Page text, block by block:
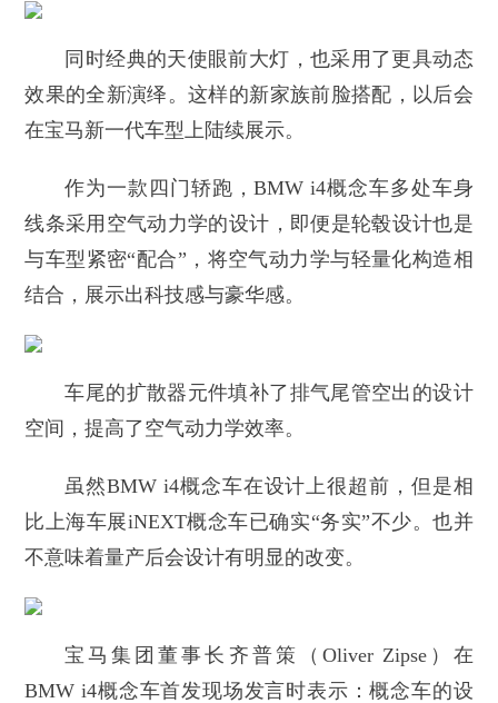
同时经典的天使眼前大灯，也采用了更具动态
效果的全新演绎。这样的新家族前脸搭配，以后会
在宝马新一代车型上陆续展示。
作为一款四门轿跑，BMW i4概念车多处车身
线条采用空气动力学的设计，即便是轮毂设计也是
与车型紧密“配合”，将空气动力学与轻量化构造相
结合，展示出科技感与豪华感。
车尾的扩散器元件填补了排气尾管空出的设计
空间，提高了空气动力学效率。
虽然BMW i4概念车在设计上很超前，但是相
比上海车展iNEXT概念车已确实“务实”不少。也并
不意味着量产后会设计有明显的改变。
宝马集团董事长齐普策（Oliver Zipse）在
BMW i4概念车首发现场发言时表示：概念车的设